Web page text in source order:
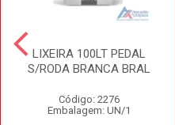
LIXEIRA 100LT PEDAL
S/RODA BRANCA BRAL
Código: 2276
Embalagem: UN/1